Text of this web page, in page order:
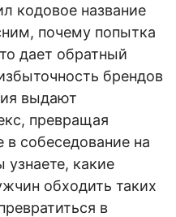
кодовое название
почему попытка
дает обратный
брендов
выдают
превращая
в собеседование на
какие
обходить таких
в